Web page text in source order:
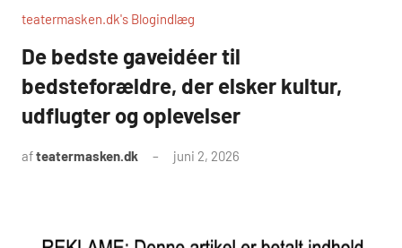
teatermasken.dk's Blogindlæg
De bedste gaveidéer til
bedsteforældre, der elsker kultur,
udflugter og oplevelser
afteatermasken.dk juni 2, 2026